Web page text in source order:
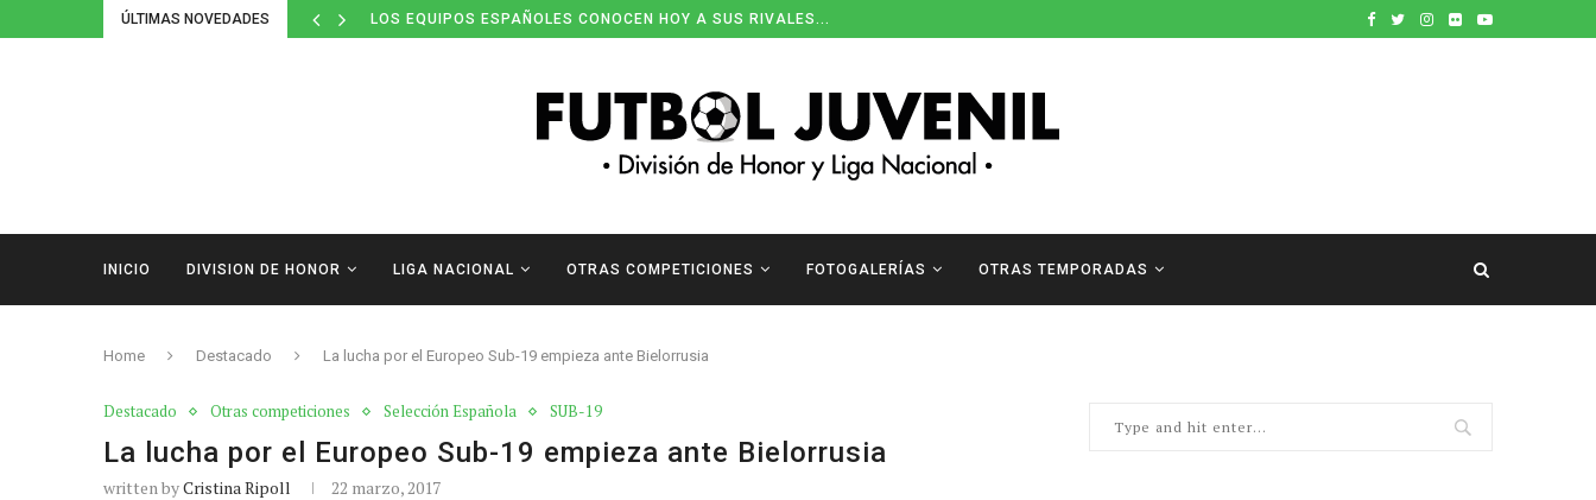
ÚLTIMAS NOVEDADES LOS EQUIPOS ESPAÑOLES CONOCEN HOY A SUS RIVALES...
INICIO DIVISION DE HONOR LIGA NACIONAL OTRAS COMPETICIONES FOTOGALERÍAS OTRAS TEMPORADAS
Home Destacado La lucha por el Europeo Sub-19 empieza ante Bielorrusia
Destacado Otras competiciones Selección Española SUB-19
La lucha por el Europeo Sub-19 empieza ante Bielorrusia
written byCristina Ripoll 22 marzo, 2017